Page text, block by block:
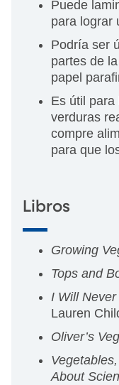
Puede
para lograr
Podría ser
partes de
papel
Es útil para
verduras
compre
para que
Libros
Growing
Tops and
I Will
Lauren
Oliver’s
About